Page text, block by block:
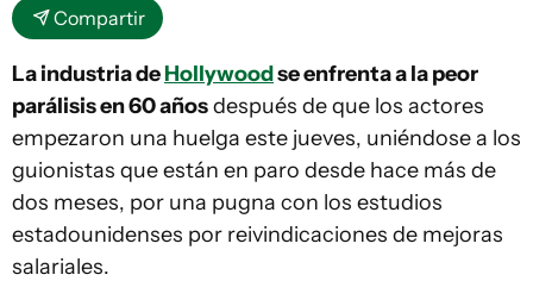
Compartir
La industria deHollywoodse enfrenta a la peor
parálisis en 60 añosdespués de que los actores
empezaron una huelga este jueves, uniéndose a los
guionistas que están en paro desde hace más de
dos meses, por una pugna con los estudios
estadounidenses por reivindicaciones de mejoras
salariales.